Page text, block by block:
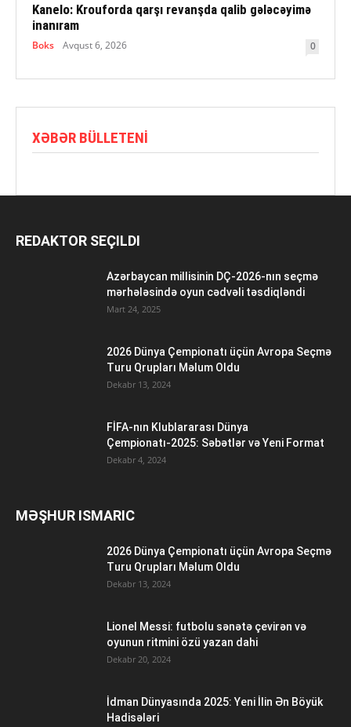
Kanelo: Krouforda qarşı revanşda qalib gələcəyimə
inanıram
Boks Avqust 6, 2026 0
XƏBƏR BÜLLETENI
REDAKTOR SEÇILDI
Azərbaycan millisinin DÇ-2026-nın seçmə
mərhələsində oyun cədvəli təsdiqləndi
Mart 24, 2025
2026 Dünya Çempionatı üçün Avropa Seçmə
Turu Qrupları Məlum Oldu
Dekabr 13, 2024
FİFA-nın Klublararası Dünya
Çempionatı-2025: Səbətlər və Yeni Format
Dekabr 4, 2024
MƏŞHUR ISMARIC
2026 Dünya Çempionatı üçün Avropa Seçmə
Turu Qrupları Məlum Oldu
Dekabr 13, 2024
Lionel Messi: futbolu sənətə çevirən və
oyunun ritmini özü yazan dahi
Dekabr 20, 2024
İdman Dünyasında 2025: Yeni İlin Ən Böyük
Hadisələri